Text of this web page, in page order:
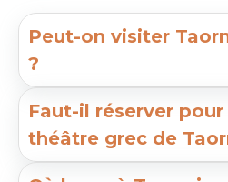
Peut-on visiter
?
Faut-il réserver
théâtre grec de